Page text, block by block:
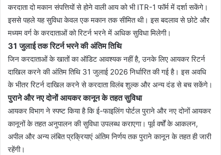
करदाता दो मकान संपत्तियों से होने वाली आय को भी ITR-1 फॉर्म में दर्शा सकेंगे।
इससे पहले यह सुविधा केवल एक मकान तक सीमित थी। इस बदलाव से छोटे और
मध्यम वर्ग के करदाताओं को रिटर्न भरने में अधिक सुविधा मिलेगी।
31 जुलाई तक रिटर्न भरने की अंतिम तिथि
जिन करदाताओं के खातों का ऑडिट आवश्यक नहीं है, उनके लिए आयकर रिटर्न
दाखिल करने की अंतिम तिथि 31 जुलाई 2026 निर्धारित की गई है। इस अवधि
के भीतर रिटर्न दाखिल करने से करदाता विलंब शुल्क और अन्य दंड से बच सकेंगे।
पुराने और नए दोनों आयकर कानून के तहत सुविधा
आयकर विभाग ने स्पष्ट किया है कि ई-फाइलिंग पोर्टल पुराने और नए दोनों आयकर
कानूनों के तहत अनुपालन की सुविधा उपलब्ध कराएगा। पूर्व वर्षों के आकलन,
अपील और अन्य लंबित प्रक्रियाएं अंतिम निर्णय तक पुराने कानून के तहत ही जारी
रहेंगी।